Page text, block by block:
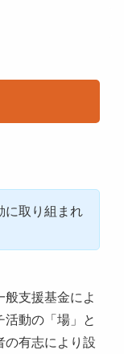
に取り組まれ
支援基金によ
動の「場」と
の有志により設